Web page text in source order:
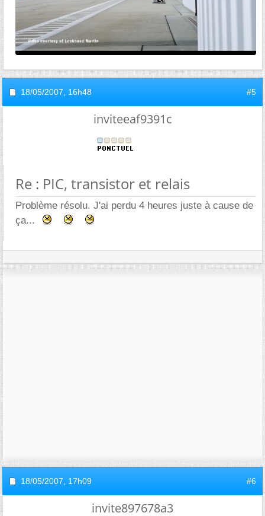
18/05/2007, 16h48 #5
inviteeaf9391c
Re : PIC, transistor et relais
Problème résolu. J'ai perdu 4 heures juste à cause de
ça...
18/05/2007, 17h09 #6
invite897678a3